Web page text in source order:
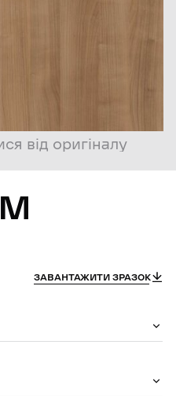
від оригіналу
ЗАВАНТАЖИТИ ЗРАЗОК